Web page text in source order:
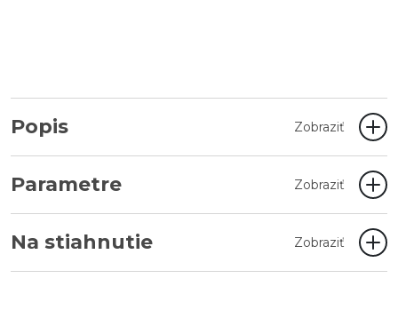
Popis Zobraziť
Parametre Zobraziť
Na stiahnutie Zobraziť